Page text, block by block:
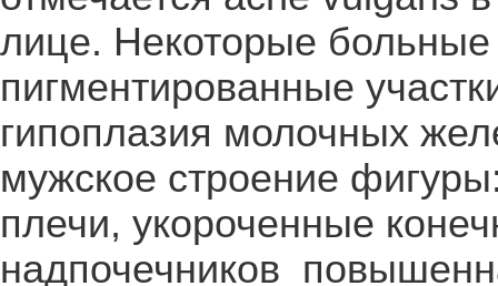
лице. Некоторые больные
пигментированные
гипоплазия молочных
мужское строение
плечи, укороченные
надпочечников